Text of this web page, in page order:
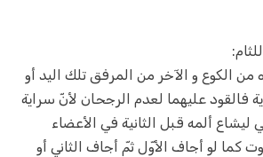
الكوع و الآخر من المرفق تلك اليد أو
فالقود عليهما لعدم الرجحان لأنّ سراية
ليشاع ألمه قبل الثانية في الأعضاء
كما لو أجاف الأوّل ثمّ أجاف الثاني أو